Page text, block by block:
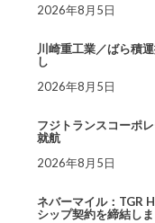
2026年8月5日
川崎重工業／ばら積
し
2026年8月5日
フジトランスコーポ
就航
2026年8月5日
ネバーマイル：TGR
シップ契約を締結し